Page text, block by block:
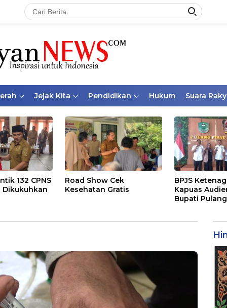
Jejak Kita Pendidikan Hukum Suara
132 CPNS
Dikukuhkan
Road Show Cek
Kesehatan Gratis
BPJS
Kapuas
Bupati